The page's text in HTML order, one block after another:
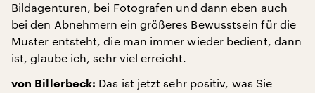
Bildagenturen, bei Fotografen und dann eben auch
bei den Abnehmern ein größeres Bewusstsein für die
Muster entsteht, die man immer wieder bedient, dann
ist, glaube ich, sehr viel erreicht.
von Billerbeck: Das ist jetzt sehr positiv, was Sie